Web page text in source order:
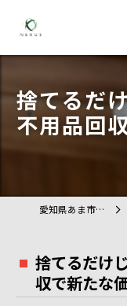
捨てるだ
不用品回
愛知県あま市の不用品回収ならTAG
捨てるだけ
収で新たな